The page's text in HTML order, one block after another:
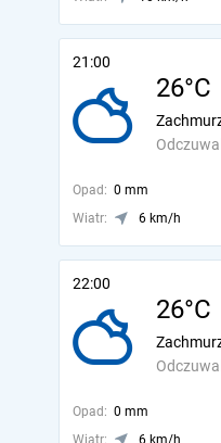
21:00
26°C
Opad: 0 mm
Wiatr:
6 km/h
22:00
26°C
Opad: 0 mm
Wiatr:
6 km/h